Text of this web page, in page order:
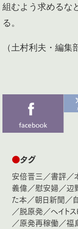
組むよう求めるな
る。
（土村利夫・編集
●タグ
安倍晋三／書評／
義偉／慰安婦／辺
た本／朝日新聞／
／脱原発／ヘイト
／原発再稼働／福